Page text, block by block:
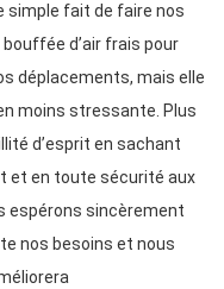
simple fait de faire nos
d’air frais pour
déplacements, mais elle
moins stressante. Plus
d’esprit en sachant
et en toute sécurité aux
espérons sincèrement
nos besoins et nous